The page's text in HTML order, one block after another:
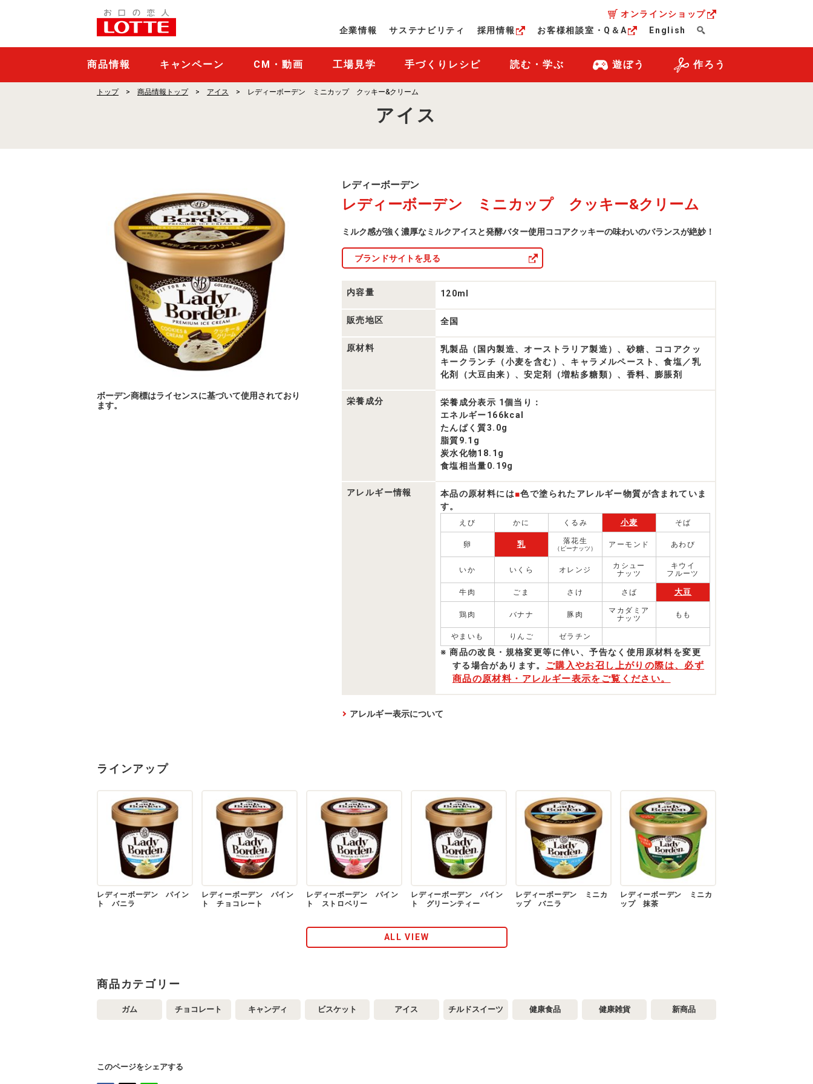
ィ
ボ
ン
オンラインショップ
企業情報
サステナビリティ 採用情報 お客様相談室・Q＆A English
商品情報 キャンペーン CM・動画 工場見学 手づくりレシピ 読む・学ぶ 遊ぼう 作ろう
トップ 商品情報トップ アイス レディーボーデン ミニカップ クッキー&クリーム
アイス
ボーデン商標はライセンスに基づいて使用されており
ます。
レ
ィ
ー
ー
ン
品
一
覧
レディーボーデン
レディーボーデン ミニカップ クッキー&クリーム
ミルク感が強く濃厚なミルクアイスと発酵バター使用ココアクッキーの味わいのバランスが絶妙！
ブランドサイトを見る
内容量 120ml
販売地区 全国
原材料
乳製品（国内製造、オーストラリア製造）、砂糖、ココアクッ
キークランチ（小麦を含む）、キャラメルペースト、食塩／乳
化剤（大豆由来）、安定剤（増粘多糖類）、香料、膨脹剤
栄養成分
栄養成分表示 1個当り：
エネルギー166kcal
たんぱく質3.0g
脂質9.1g
炭水化物18.1g
食塩相当量0.19g
アレルギー情報 本品の原材料には■色で塗られたアレルギー物質が含まれていま
す。
えび かに くるみ 小麦 そば
卵 乳 落花生
（ピーナッツ） アーモンド あわび
いか いくら オレンジ
カシュー
ナッツ
キウイ
フルーツ
牛肉 ごま さけ さば 大豆
鶏肉 バナナ 豚肉
マカダミア
ナッツ
もも
やまいも りんご ゼラチン
商品の改良・規格変更等に伴い、予告なく使⽤原材料を変更
する場合があります。 ご購入やお召し上がりの際は、必ず
商品の原材料・アレルギー表示をご覧ください。
アレルギー表示について
ラインアップ
レディーボーデン パイン
ト バニラ
レディーボーデン パイン
ト チョコレート
レディーボーデン パイン
ト ストロベリー
レディーボーデン パイン
ト グリーンティー
レディーボーデン ミニカ
ップ バニラ
レディーボーデン ミニカ
ップ 抹茶
ALL VIEW
商品カテゴリー
ガム チョコレート キャンディ ビスケット アイス チルドスイーツ 健康食品 健康雑貨 新商品
このページをシェアする